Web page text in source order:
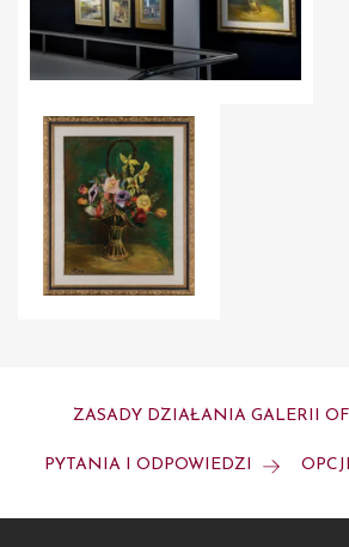
ZASADY DZIAŁANIA GALERII
PYTANIA I ODPOWIEDZI